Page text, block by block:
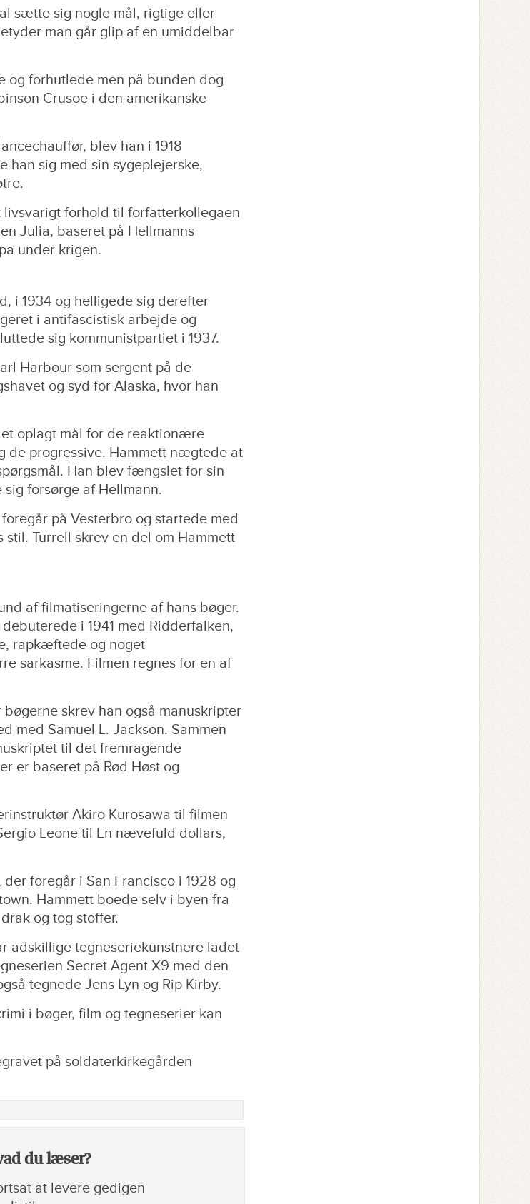
sætte sig nogle mål, rigtige eller
man går glip af en umiddelbar
og forhutlede men på bunden dog
Crusoe i den amerikanske
blev han i 1918
han sig med sin sygeplejerske,
forhold til forfatterkollegaen
Julia, baseret på Hellmanns
under krigen.
i 1934 og helligede sig derefter
i antifascistisk arbejde og
sig kommunistpartiet i 1937.
Harbour som sergent på de
og syd for Alaska, hvor han
oplagt mål for de reaktionære
de progressive. Hammett nægtede at
Han blev fængslet for sin
forsørge af Hellmann.
på Vesterbro og startede med
Turrell skrev en del om Hammett
af filmatiseringerne af hans bøger.
i 1941 med Ridderfalken,
rapkæftede og noget
sarkasme. Filmen regnes for en af
skrev han også manuskripter
med Samuel L. Jackson. Sammen
til det fremragende
er baseret på Rød Høst og
Akiro Kurosawa til filmen
Leone til En nævefuld dollars,
foregår i San Francisco i 1928 og
Hammett boede selv i byen fra
og tog stoffer.
adskillige tegneseriekunstnere ladet
Secret Agent X9 med den
tegnede Jens Lyn og Rip Kirby.
i bøger, film og tegneserier kan
på soldaterkirkegården
du læser?
at levere gedigen